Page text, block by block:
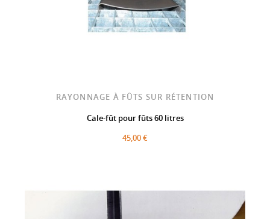
RAYONNAGE À FÛTS SUR RÉTENTION
Cale-fût pour fûts 60 litres
45,00 €